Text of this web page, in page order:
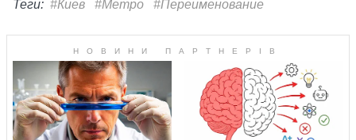
Теги: #Киев #Метро #Переименование